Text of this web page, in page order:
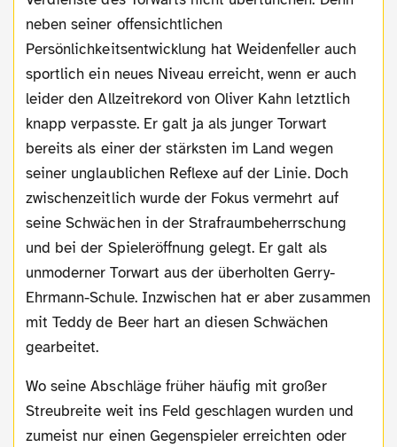
neben seiner offensichtlichen
Persönlichkeitsentwicklung hat Weidenfeller auch
sportlich ein neues Niveau erreicht, wenn er auch
leider den Allzeitrekord von Oliver Kahn letztlich
knapp verpasste. Er galt ja als junger Torwart
bereits als einer der stärksten im Land wegen
seiner unglaublichen Reflexe auf der Linie. Doch
zwischenzeitlich wurde der Fokus vermehrt auf
seine Schwächen in der Strafraumbeherrschung
und bei der Spieleröffnung gelegt. Er galt als
unmoderner Torwart aus der überholten Gerry-
Ehrmann-Schule. Inzwischen hat er aber zusammen
mit Teddy de Beer hart an diesen Schwächen
gearbeitet.
Wo seine Abschläge früher häufig mit großer
Streubreite weit ins Feld geschlagen wurden und
zumeist nur einen Gegenspieler erreichten oder